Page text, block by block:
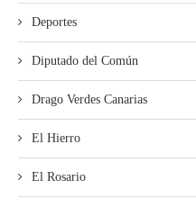
Deportes
Diputado del Común
Drago Verdes Canarias
El Hierro
El Rosario